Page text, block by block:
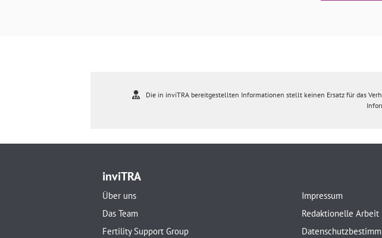
Die in inviTRA bereitgestellten Informationen stellt keinen Ersatz für das
inviTRA
Über uns
Das Team
Fertility Support Group
Impressum
Redaktionelle Arbeit